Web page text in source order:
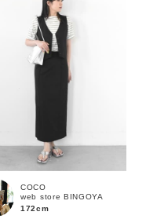
込む
COCO
web store BINGOYA
172cm